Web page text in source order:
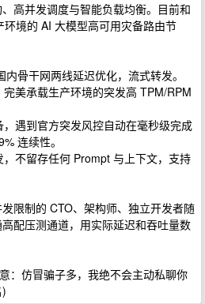
高并发调度与智能负载均衡。目前和
境的 AI 大模型高可用灾备路由节
骨干网两线延迟优化，流式转发。
美承载生产环境的突发高 TPM/RPM
遇到官方突发风控自动在毫秒级完成
连续性。
不留存任何 Prompt 与上下文，支持
限制的 CTO、架构师、独立开发者随
配压测通道，用实际延迟和吞吐量数
仿冒骗子多，我绝不会主动私聊你